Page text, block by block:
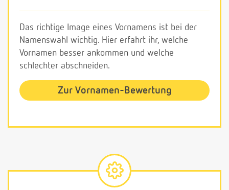
Das richtige Image eines Vornamens ist bei der
Namenswahl wichtig. Hier erfahrt ihr, welche
Vornamen besser ankommen und welche
schlechter abschneiden.
Zur Vornamen-Bewertung